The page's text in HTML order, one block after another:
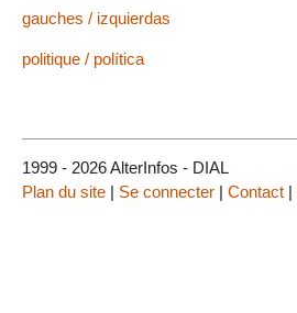
gauches / izquierdas
politique / política
1999 - 2026 AlterInfos - DIAL
Plan du site | Se connecter | Contact |